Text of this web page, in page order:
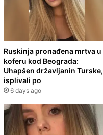
Ruskinja pronađena mrtva u
koferu kod Beograda:
Uhapšen državljanin Turske,
isplivali po
6 days ago